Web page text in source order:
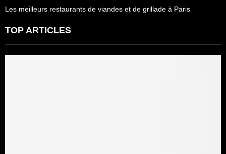
Les meilleurs restaurants de viandes et de grillade à Paris
TOP ARTICLES